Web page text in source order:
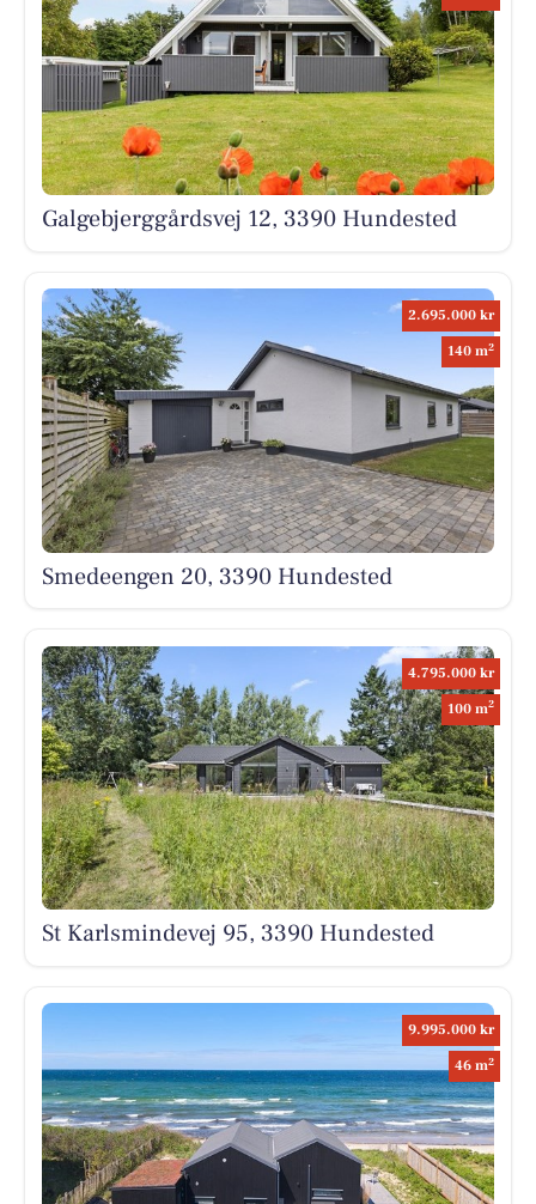
Galgebjerggårdsvej 12, 3390 Hundested
2.695.000 kr
140 m2
Smedeengen 20, 3390 Hundested
4.795.000 kr
100 m2
St Karlsmindevej 95, 3390 Hundested
9.995.000 kr
46 m2